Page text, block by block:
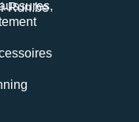
i-Run.be